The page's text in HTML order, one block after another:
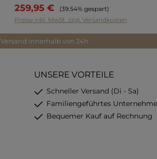
259,95 € Regulärer Preis:
(39.54% gespart)
Preise inkl. MwSt. zzgl. Versandkosten
Versand innerhalb von 24h
UNSERE VORTEILE
Schneller Versand (Di - Sa)
Familiengeführtes
Bequemer Kauf auf Rechnung